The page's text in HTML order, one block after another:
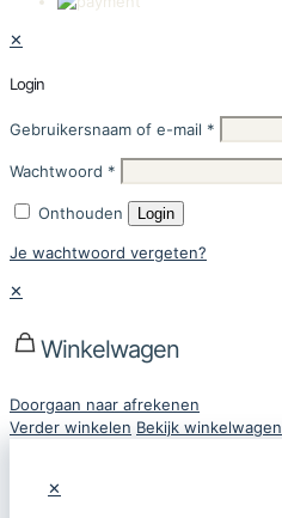
✕
Login
Gebruikersnaam of e-mail *
Wachtwoord *
Onthouden Login
Je wachtwoord vergeten?
✕
Winkelwagen
Doorgaan naar afrekenen
Verder winkelen Bekijk winkelwagen
✕